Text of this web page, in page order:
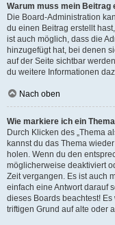
Warum muss mein Beitrag
Die Board-Administration
du einen Beitrag erstellt
ist auch möglich, dass die
hinzugefügt hat, bei denen
auf der Seite sichtbar
du weitere Informationen
Nach oben
Wie markiere ich ein
Durch Klicken des „Thema
kannst du das Thema
holen. Wenn du den
möglicherweise deaktiviert
Zeit vergangen. Es ist auch
einfach eine Antwort darauf
dieses Boards beachtest!
triftigen Grund auf alte oder